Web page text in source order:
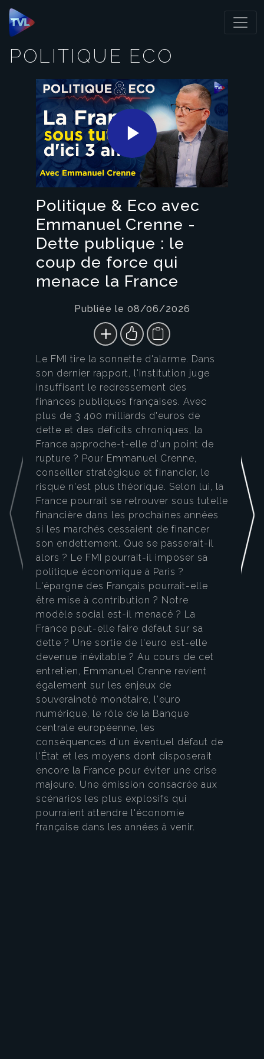
Panneau de gestion des cookies
POLITIQUE ECO
Play
Video
Politique & Eco avec
Emmanuel Crenne -
Dette publique : le
coup de force qui
menace la France
Publiée le 08/06/2026
Le FMI tire la sonnette d'alarme. Dans
son dernier rapport, l'institution juge
insuffisant le redressement des
finances publiques françaises. Avec
plus de 3 400 milliards d'euros de
dette et des déficits chroniques, la
France approche-t-elle d'un point de
rupture ? Pour Emmanuel Crenne,
conseiller stratégique et financier, le
risque n'est plus théorique. Selon lui, la
France pourrait se retrouver sous tutelle
financière dans les prochaines années
si les marchés cessaient de financer
son endettement. Que se passerait-il
alors ? Le FMI pourrait-il imposer sa
politique économique à Paris ?
L'épargne des Français pourrait-elle
être mise à contribution ? Notre
modèle social est-il menacé ? La
France peut-elle faire défaut sur sa
dette ? Une sortie de l'euro est-elle
devenue inévitable ? Au cours de cet
entretien, Emmanuel Crenne revient
également sur les enjeux de
souveraineté monétaire, l'euro
numérique, le rôle de la Banque
centrale européenne, les
conséquences d'un éventuel défaut de
l'État et les moyens dont disposerait
encore la France pour éviter une crise
majeure. Une émission consacrée aux
scénarios les plus explosifs qui
pourraient attendre l'économie
française dans les années à venir.